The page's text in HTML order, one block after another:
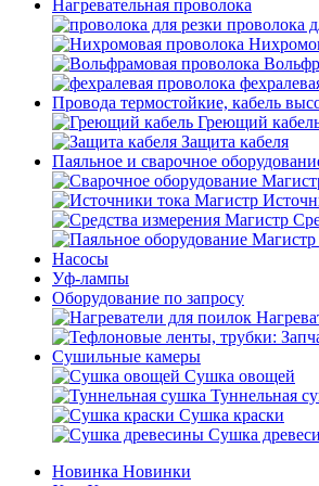
Нагревательная проволока
проволока
Провода термостойкие, кабель
Греющий
Защита кабеля
Паяльное и сварочное
Насосы
Уф-лампы
Оборудование по запросу
Сушильные камеры
Сушка овощей
Туннельная
Сушка краски
Сушка
Новинка Новинки